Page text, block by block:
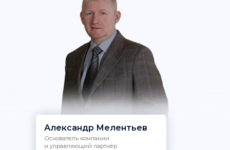
Александр Мелентьев
Основатель компании
и управляющий партнёр